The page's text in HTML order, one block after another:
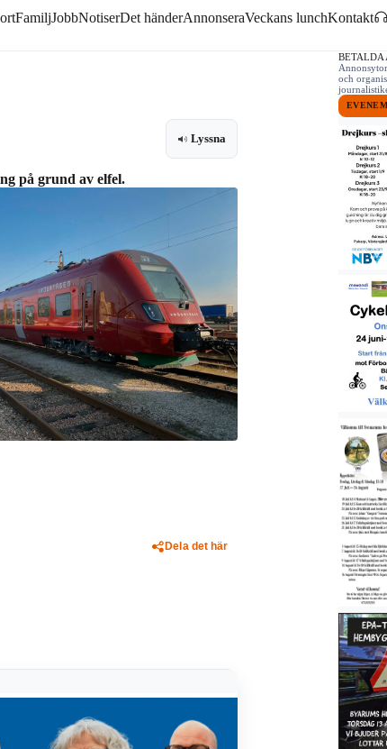
FamiljJobbNotiserDet händerAnnonseraVeckans lunchKontakt
Lyssna
på grund av elfel.
Dela det här
BETALDA
och